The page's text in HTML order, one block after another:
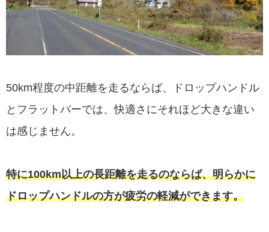
50km程度の中距離を走るならば、ドロップハンドル
とフラットバーでは、快適さにそれほど大きな違い
は感じません。
特に100km以上の長距離を走るのならば、明らかに
ドロップハンドルの方が疲労の軽減ができます。